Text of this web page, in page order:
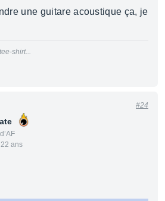
une guitare acoustique ça, je
shirt...
ans
#24